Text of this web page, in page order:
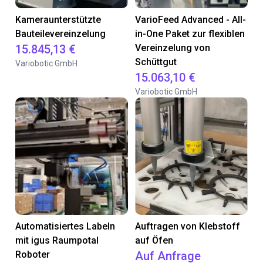
Kameraunterstützte
Bauteilevereinzelung
15.845,13 €
Variobotic GmbH
VarioFeed Advanced - All-
in-One Paket zur flexiblen
Vereinzelung von
Schüttgut
15.063,10 €
Variobotic GmbH
Automatisiertes Labeln
mit igus Raumpotal
Roboter
Auftragen von Klebstoff
auf Öfen
Auf Anfrage